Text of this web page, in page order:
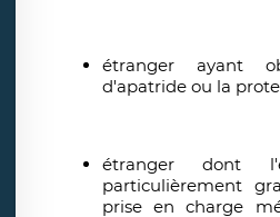
étranger ayant
d'apatride ou la
étranger dont
particulièrement
prise en charge